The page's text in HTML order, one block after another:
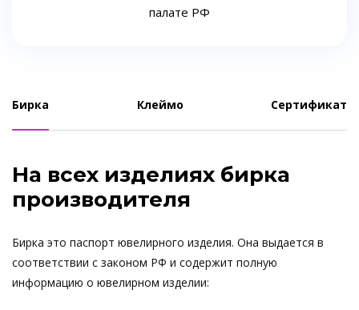
палате РФ
Бирка Клеймо Сертификат
На всех изделиях бирка
производителя
Бирка это паспорт ювелирного изделия. Она выдается в
соответствии с законом РФ и содержит полную
информацию о ювелирном изделии: